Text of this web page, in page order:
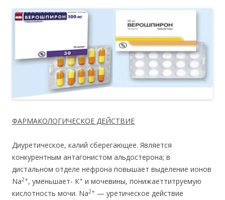
ФАРМАКОЛОГИЧЕСКОЕ ДЕЙСТВИЕ
Диуретическое, калий сберегающее. Является
конкурентным антагонистом альдостерона; в
дистальном отделе нефрона повышает выделение ионов
Na2+, уменьшает- К+ и мочевины, понижаеттитруемую
кислотность мочи. Na2+ — уретическое действие